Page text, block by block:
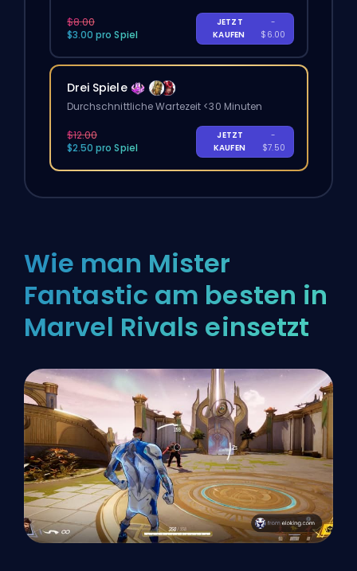
$8.00
$3.00 pro Spiel
JETZT
KAUFEN
-
$6.00
Drei Spiele
Durchschnittliche Wartezeit <30 Minuten
$12.00
$2.50 pro Spiel
JETZT
KAUFEN
-
$7.50
Wie man Mister
Fantastic am besten in
Marvel Rivals einsetzt